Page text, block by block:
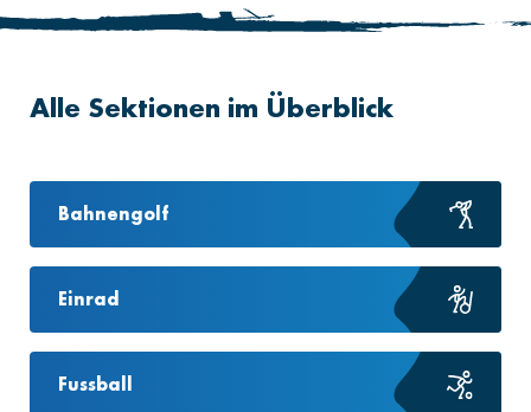
Alle Sektionen im Überblick
Bahnengolf
Einrad
Fussball